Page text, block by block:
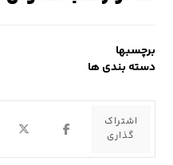
برچسبها
دسته بندی ها